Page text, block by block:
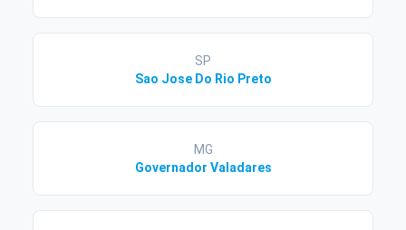
SP
Sao Jose Do Rio Preto
MG
Governador Valadares